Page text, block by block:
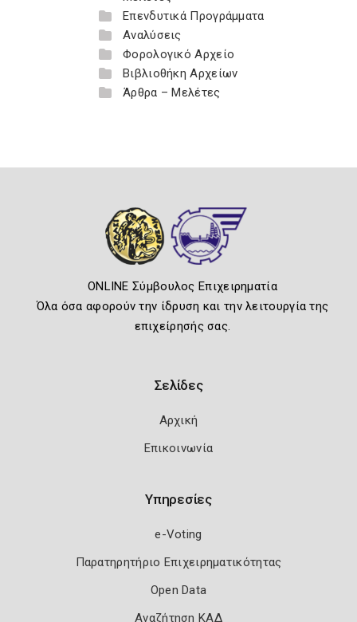
Επενδυτικά Προγράμματα
Αναλύσεις
Φορολογικό Αρχείο
Βιβλιοθήκη Αρχείων
Άρθρα – Μελέτες
ONLINE Σύμβουλος Επιχειρηματία
Όλα όσα αφορούν την ίδρυση και την λειτουργία της
επιχείρησής σας.
Σελίδες
Αρχική
Επικοινωνία
Υπηρεσίες
e-Voting
Παρατηρητήριο Επιχειρηματικότητας
Open Data
Αναζήτηση ΚΑΔ